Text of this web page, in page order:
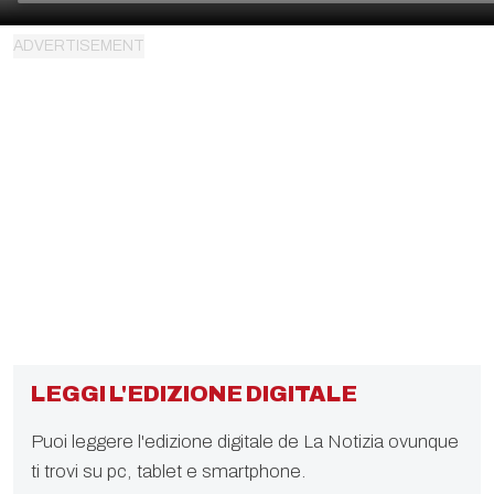
LEGGI L'EDIZIONE DIGITALE
Puoi leggere l'edizione digitale de La Notizia ovunque
ti trovi su pc, tablet e smartphone.